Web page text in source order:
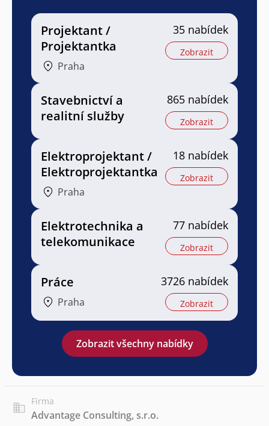
Projektant /
Projektantka
Praha
35 nabídek
Zobrazit
Stavebnictví a
realitní služby
865 nabídek
Zobrazit
Elektroprojektant /
Elektroprojektantka
Praha
18 nabídek
Zobrazit
Elektrotechnika a
telekomunikace
77 nabídek
Zobrazit
Práce
Praha
3726 nabídek
Zobrazit
Zobrazit všechny nabídky
Firma
Advantage Consulting, s.r.o.